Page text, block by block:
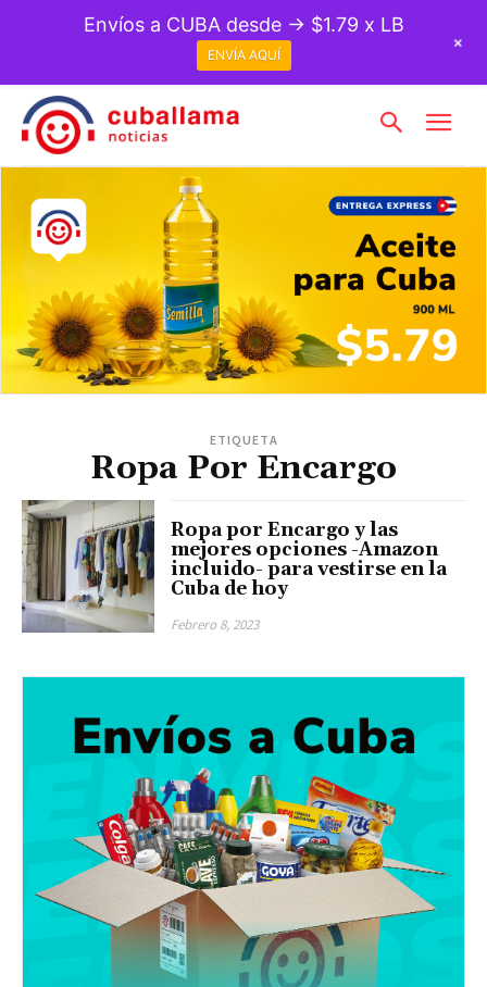
ETIQUETA
Ropa Por Encargo
Ropa por Encargo y las
mejores opciones -Amazon
incluido- para vestirse en la
Cuba de hoy
Febrero 8, 2023
Envíos a CUBA desde → $1.79 x LB
ENVÍA AQUÍ
+